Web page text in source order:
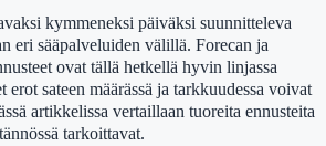
kymmeneksi päiväksi suunnitteleva
eri sääpalveluiden välillä. Forecan ja
ovat tällä hetkellä hyvin linjassa
erot sateen määrässä ja tarkkuudessa voivat
artikkelissa vertaillaan tuoreita ennusteita
tarkoittavat.